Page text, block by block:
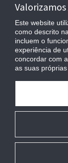
Privacidade
Valorizamos
Este website
como descrito
incluem o
experiência de
concordar com
as suas